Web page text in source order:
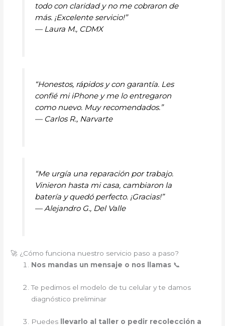
todo con claridad y no me cobraron de
más. ¡Excelente servicio!”
— Laura M., CDMX
“Honestos, rápidos y con garantía. Les
confié mi iPhone y me lo entregaron
como nuevo. Muy recomendados.”
— Carlos R., Narvarte
“Me urgía una reparación por trabajo.
Vinieron hasta mi casa, cambiaron la
batería y quedó perfecto. ¡Gracias!”
—Alejandro G., Del Valle
🚀 ¿Cómo funciona nuestro servicio paso a paso?
Nos mandas un mensaje o nos llamas 📞
Te pedimos el modelo de tu celular y te damos
diagnóstico preliminar
Puedes llevarlo al taller o pedir recolección a